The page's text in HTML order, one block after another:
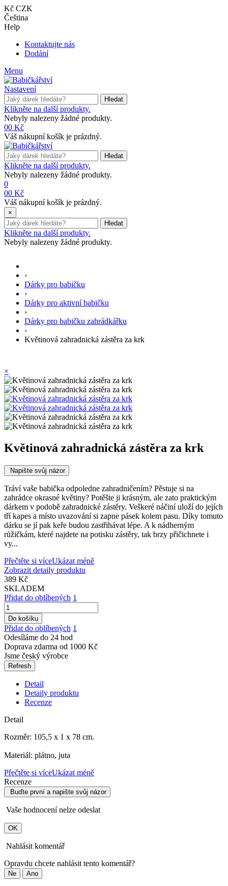
Kč CZK
Čeština
Help
Kontaktujte nás
Dodání
Menu
Nastavení
Hledat
Klikněte na další produkty.
Nebyly nalezeny žádné produkty.
00 Kč
Váš nákupní košík je prázdný.
Hledat
Klikněte na další produkty.
Nebyly nalezeny žádné produkty.
0
00 Kč
Váš nákupní košík je prázdný.
×
Hledat
Klikněte na další produkty.
Nebyly nalezeny žádné produkty.
›
Dárky pro babičku
›
Dárky pro aktivní babičku
›
Dárky pro babičku zahrádkářku
›
Květinová zahradnická zástěra za krk
×
Květinová zahradnická zástěra za krk
Napište svůj názor
Tráví vaše babička odpoledne zahradničením? Pěstuje si na
zahrádce okrasné květiny? Potěšte ji krásným, ale zato praktickým
dárkem v podobě zahradnické zástěry. Veškeré náčiní uloží do jejích
tří kapes a místo uvazování si zapne pásek kolem pasu. Díky tomuto
dárku se jí pak keře budou zastřihávat lépe. A k nádherným
růžičkám, které najdete na potisku zástěry, tak brzy přičichnete i
vy...
Přečtěte si víceUkázat méně
Zobrazit detaily produktu
389 Kč
SKLADEM
Přidat do oblíbených 1
Do košíku
Přidat do oblíbených 1
Odesíláme do 24 hod
Doprava zdarma od 1000 Kč
Jsme český výrobce
Detail
Detaily produktu
Recenze
Detail
Rozměr: 105,5 x 1 x 78 cm.
Materiál: plátno, juta
Přečtěte si víceUkázat méně
Recenze
Buďte první a napište svůj názor
Vaše hodnocení nelze odeslat
OK
Nahlásit komentář
Opravdu chcete nahlásit tento komentář?
Ne Ano